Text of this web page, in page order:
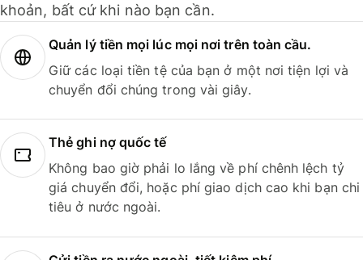
khoản, bất cứ khi nào bạn cần.
Quản lý tiền mọi lúc mọi nơi trên toàn cầu.
Giữ các loại tiền tệ của bạn ở một nơi tiện lợi và
chuyển đổi chúng trong vài giây.
Thẻ ghi nợ quốc tế
Không bao giờ phải lo lắng về phí chênh lệch tỷ
giá chuyển đổi, hoặc phí giao dịch cao khi bạn chi
tiêu ở nước ngoài.